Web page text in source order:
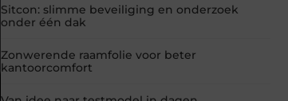
Sitcon: slimme beveiliging en onderzoek
onder één dak
Zonwerende raamfolie voor beter
kantoorcomfort